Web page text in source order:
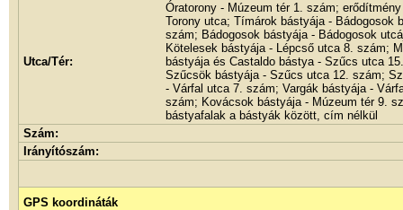
Utca/Tér:
Óratorony - Múzeum tér 1. szám;
Torony utca; Tímárok bástyája - Bádogosok
szám; Bádogosok bástyája - Bádogosok
Kötelesek bástyája - Lépcső utca 8. szám;
bástyája és Castaldo bástya - Szűcs utca
Szűcsök bástyája - Szűcs utca 12. szám;
- Várfal utca 7. szám; Vargák bástyája -
szám; Kovácsok bástyája - Múzeum tér 9.
bástyafalak a bástyák között, cím nélkül
Szám:
Irányítószám:
GPS koordináták